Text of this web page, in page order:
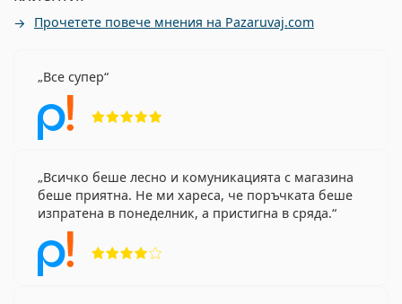
Прочетете повече мнения на Pazaruvaj.com
Все супер
Всичко беше лесно и комуникацията с магазина
беше приятна. Не ми хареса, че поръчката беше
изпратена в понеделник, а пристигна в сряда.